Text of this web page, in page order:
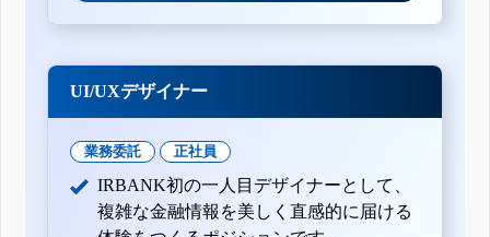
UI/UXデザイナー
業務委託 正社員
IRBANK初の一人目デザイナーとして、
複雑な金融情報を美しく直感的に届ける